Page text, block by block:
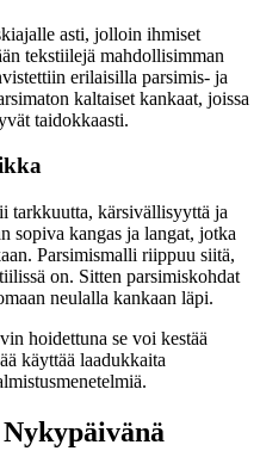
asti, jolloin ihmiset
tekstiilejä mahdollisimman
erilaisilla parsimis- ja
kaltaiset kankaat, joissa
taidokkaasti.
tarkkuutta, kärsivällisyyttä ja
sopiva kangas ja langat, jotka
Parsimismalli riippuu siitä,
on. Sitten parsimiskohdat
neulalla kankaan läpi.
hoidettuna se voi kestää
käyttää laadukkaita